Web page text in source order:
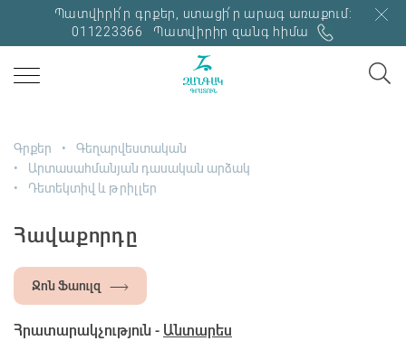
Պատվիրի՛ր գրքեր, ստացի՛ր արագ առաքում:
011223366
Պատվիրիր զանգ հիմա
Գրքեր
Գեղարվեստական
Արտասահմանյան դասական արձակ
Դետեկտիվ և թրիլլեր
Հավաքորդը
Ջոն Ֆաուլզ
Հրատարակչություն - Անտարես